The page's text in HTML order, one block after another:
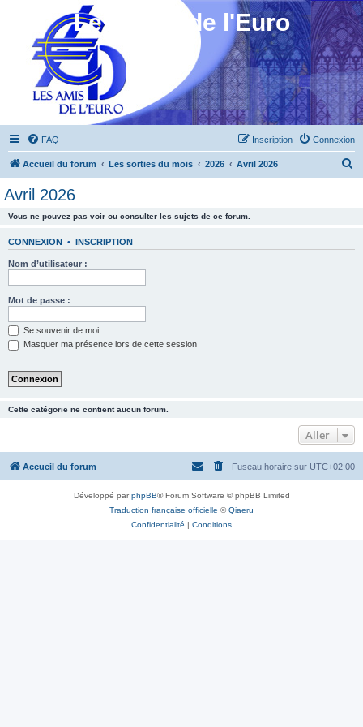
Les Amis de l'Euro
FAQ Connexion
Inscription
Accueil du forum Les sorties du mois 2026 Avril 2026
Avril 2026
Vous ne pouvez pas voir ou consulter les sujets de ce forum.
CONNEXION • INSCRIPTION
Nom d’utilisateur :
Mot de passe :
Se souvenir de moi
Masquer ma présence lors de cette session
Cette catégorie ne contient aucun forum.
Aller
Accueil du forum Fuseau horaire sur UTC+02:00
Développé parphpBB® Forum Software © phpBB Limited
Traduction française officielle ©Qiaeru
Confidentialité | Conditions